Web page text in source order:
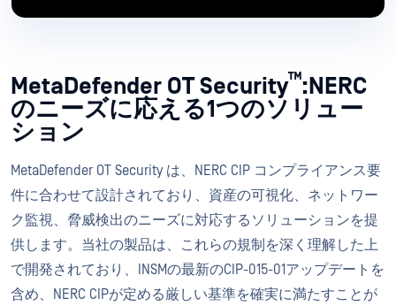
MetaDefender OT Security™:NERC
のニーズに応える1つのソリュー
ション
MetaDefender OT Security は、NERC CIP コンプライアンス要
件に合わせて設計されており、資産の可視化、ネットワー
ク監視、脅威検出のニーズに対応するソリューションを提
供します。当社の製品は、これらの規制を深く理解した上
で開発されており、INSMの最新のCIP-015-01アップデートを
含め、NERC CIPが定める厳しい基準を確実に満たすことが